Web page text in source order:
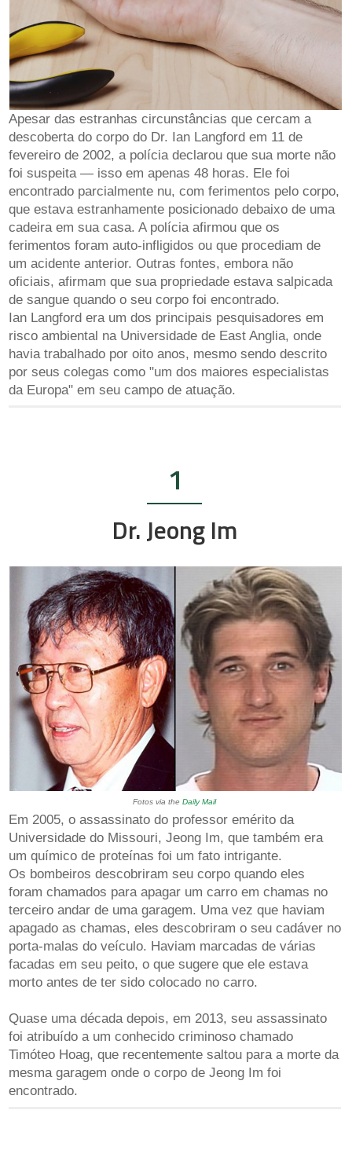
Apesar das estranhas circunstâncias que cercam a
descoberta do corpo do Dr. Ian Langford em 11 de
fevereiro de 2002, a polícia declarou que sua morte não
foi suspeita — isso em apenas 48 horas. Ele foi
encontrado parcialmente nu, com ferimentos pelo corpo,
que estava estranhamente posicionado debaixo de uma
cadeira em sua casa. A polícia afirmou que os
ferimentos foram auto-infligidos ou que procediam de
um acidente anterior. Outras fontes, embora não
oficiais, afirmam que sua propriedade estava salpicada
de sangue quando o seu corpo foi encontrado.
Ian Langford era um dos principais pesquisadores em
risco ambiental na Universidade de East Anglia, onde
havia trabalhado por oito anos, mesmo sendo descrito
por seus colegas como "um dos maiores especialistas
da Europa" em seu campo de atuação.
1
Dr. Jeong Im
Fotos via theDaily Mail
Em 2005, o assassinato do professor emérito da
Universidade do Missouri, Jeong Im, que também era
um químico de proteínas foi um fato intrigante.
Os bombeiros descobriram seu corpo quando eles
foram chamados para apagar um carro em chamas no
terceiro andar de uma garagem. Uma vez que haviam
apagado as chamas, eles descobriram o seu cadáver no
porta-malas do veículo. Haviam marcadas de várias
facadas em seu peito, o que sugere que ele estava
morto antes de ter sido colocado no carro.
Quase uma década depois, em 2013, seu assassinato
foi atribuído a um conhecido criminoso chamado
Timóteo Hoag, que recentemente saltou para a morte da
mesma garagem onde o corpo de Jeong Im foi
encontrado.